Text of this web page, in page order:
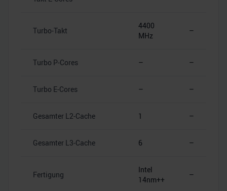
Turbo-Takt
4400
MHz
–
Turbo P-Cores – –
Turbo E-Cores – –
Gesamter L2-Cache 1 –
Gesamter L3-Cache 6 –
Fertigung
Intel
14nm++
–